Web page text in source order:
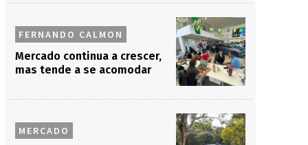
FERNANDO CALMON
Mercado continua a crescer,
mas tende a se acomodar
MERCADO